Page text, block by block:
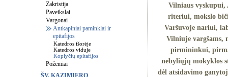
Zakristija
Paveikslai
Vargonai
Antkapiniai paminklai ir
epitafijos
Katedros išorėje
Katedros viduje
Koplyčių epitafijos
Požemiai
ŠV. KAZIMIERO
Vilniaus vyskupui,
riteriui, mokslo
Varšuvoje nariui,
Vilniuje vargšams,
pirmininkui,
nebyliųjų mokyklos
dėl atsidavimo